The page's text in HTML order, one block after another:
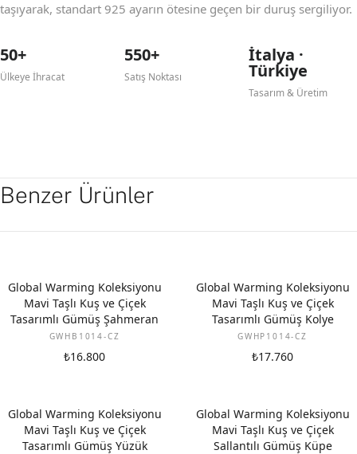
taşıyarak, standart 925 ayarın ötesine geçen bir duruş sergiliyor.
50+
Ülkeye İhracat
550+
Satış Noktası
İtalya ·
Türkiye
Tasarım & Üretim
Benzer Ürünler
Global Warming Koleksiyonu
Mavi Taşlı Kuş ve Çiçek
Tasarımlı Gümüş Şahmeran
GWHB1014-CZ
₺16.800
Global Warming Koleksiyonu
Mavi Taşlı Kuş ve Çiçek
Tasarımlı Gümüş Kolye
GWHP1014-CZ
₺17.760
Global Warming Koleksiyonu
Mavi Taşlı Kuş ve Çiçek
Tasarımlı Gümüş Yüzük
Global Warming Koleksiyonu
Mavi Taşlı Kuş ve Çiçek
Sallantılı Gümüş Küpe